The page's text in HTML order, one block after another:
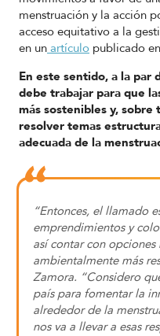
menstruación y la acción
acceso equitativo a la
en un artículo publicado en
En este sentido, a la par
debe trabajar para que
más sostenibles y, sobre
resolver temas
adecuada de la
“Entonces, el llamado
emprendimientos y
así contar con opciones
ambientalmente más
Zamora. “Considero
país para fomentar la
alrededor de la
nos va a llevar a esas